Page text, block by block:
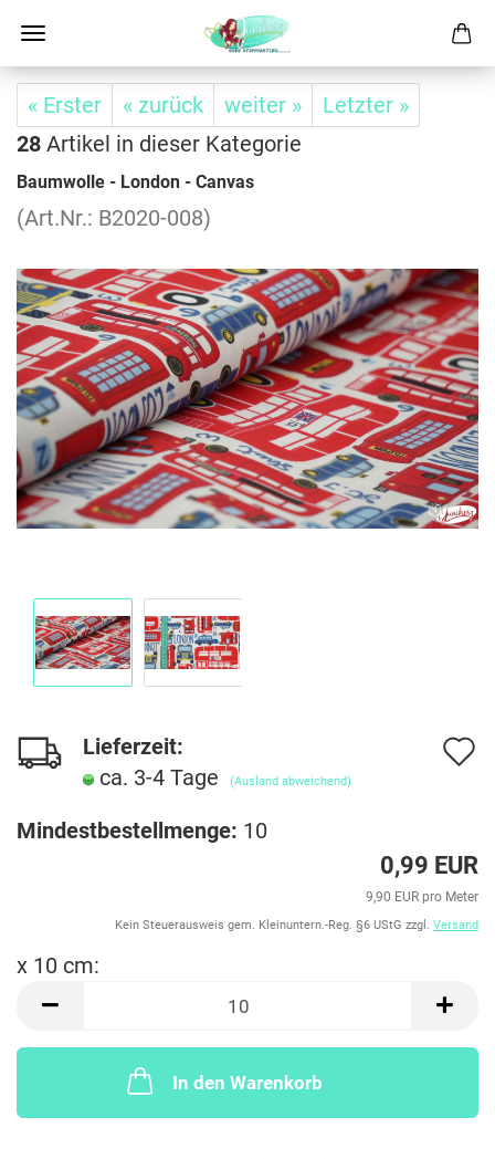
« Erster « zurück weiter »
Letzter »
28 Artikel in dieser Kategorie
Baum­wol­le - Lon­don - Can­vas
(Art.Nr.: B2020-​008)
Lieferzeit:
ca. 3-4 Tage
(Ausland abweichend)
Mindestbestellmenge: 10
0,99 EUR
9,90 EUR pro Meter
Kein Steuerausweis gem. Kleinuntern.-Reg. §6 UStG zzgl. Versand
x 10 cm:
cm
In den Warenkorb